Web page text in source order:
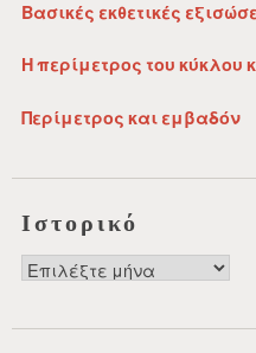
Βασικές εκθετικές
Η περίμετρος του κύκλου
Περίμετρος και εμβαδόν
Ιστορικό
Ιστορικό